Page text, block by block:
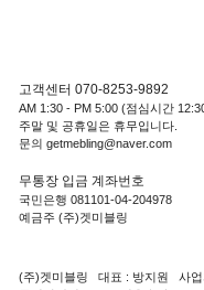
고객센터 070-8253-9892
AM 1:30 - PM 5:00 (점심시간
주말 및 공휴일은 휴무입니다.
문의 getmebling@naver.com
무통장 입금 계좌번호
국민은행 081101-04-204978
예금주 (주)겟미블링
(주)겟미블링 대표 : 방지원 사업